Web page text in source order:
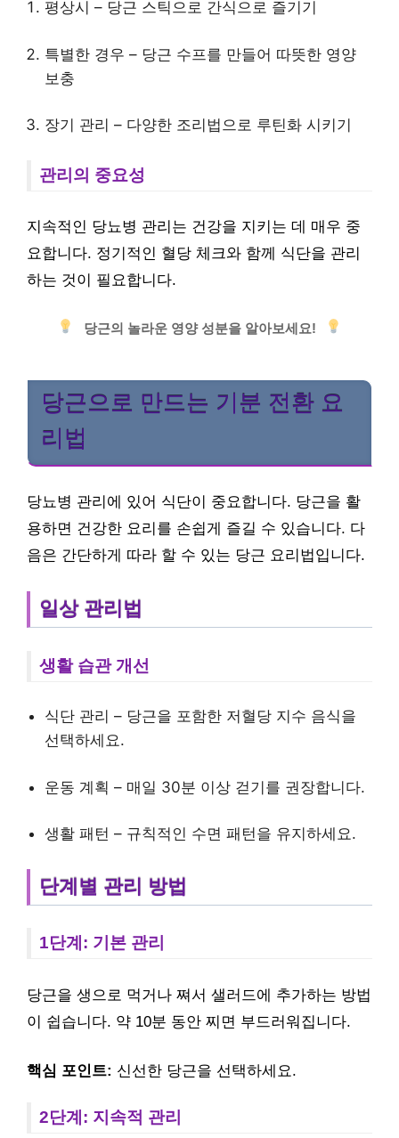
평상시 – 당근 스틱으로 간식으로 즐기기
특별한 경우 – 당근 수프를 만들어 따뜻한 영양
보충
장기 관리 – 다양한 조리법으로 루틴화 시키기
관리의 중요성
지속적인 당뇨병 관리는 건강을 지키는 데 매우 중
요합니다. 정기적인 혈당 체크와 함께 식단을 관리
하는 것이 필요합니다.
당근의 놀라운 영양 성분을 알아보세요!
당근으로 만드는 기분 전환 요
리법
당뇨병 관리에 있어 식단이 중요합니다. 당근을 활
용하면 건강한 요리를 손쉽게 즐길 수 있습니다. 다
음은 간단하게 따라 할 수 있는 당근 요리법입니다.
일상 관리법
생활 습관 개선
식단 관리 – 당근을 포함한 저혈당 지수 음식을
선택하세요.
운동 계획 – 매일 30분 이상 걷기를 권장합니다.
생활 패턴 – 규칙적인 수면 패턴을 유지하세요.
단계별 관리 방법
1단계: 기본 관리
당근을 생으로 먹거나 쪄서 샐러드에 추가하는 방법
이 쉽습니다. 약 10분 동안 찌면 부드러워집니다.
핵심 포인트: 신선한 당근을 선택하세요.
2단계: 지속적 관리